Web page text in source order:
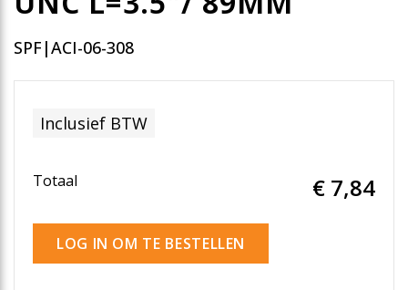
SPF|ACI-06-308
Inclusief BTW
Totaal € 7,84
LOG IN OM TE BESTELLEN